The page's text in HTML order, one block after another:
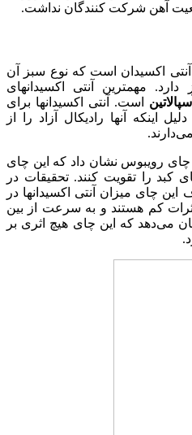
اکسیدان است که نوع سبز آن
مهمترین آنتی اکسیدانهای
آسپالاتین است. آنتی اکسیدانها برای
اینکه آنها رادیکال آزاد را از
چای رویبوس نشان داد که این چای
کبد را تقویت کنند. تحقیقات در
چای میزان آنتی اکسیدانها در
کم هستند و به سرعت از بین
می‌دهد که این چای هیچ اثری بر